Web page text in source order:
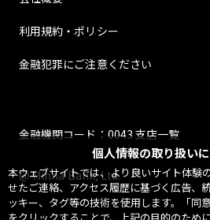
個人情報の取り扱い
本ウェブサイトでは、より良いサイト体験
せたご連絡、アクセス履歴に基づく広告、
ッキー、タグ等の技術を使用します。「同
利用規約・ポリシー
金融犯罪にご注意ください
金融機関コード：0043 支店一覧
@ Minna Bank, Ltd.